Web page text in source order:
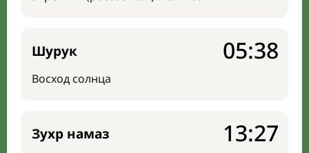
Шурук
Восход солнца
05:38
Зухр намаз 13:27